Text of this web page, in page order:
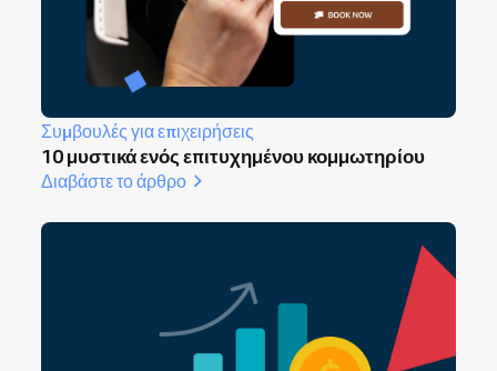
επηρεάζουν τα αποτελέσματα για τον
πελάτη.
Η εξάλειψη της άσκοπης δουλειάς ελευθερώνει
δραστηριότητες που σας γεμίζουν ενέργεια.
Συμβουλές για επιχειρήσεις
10 μυστικά ενός επιτυχημένου κομμωτηρίου
Διαβάστε το άρθρο